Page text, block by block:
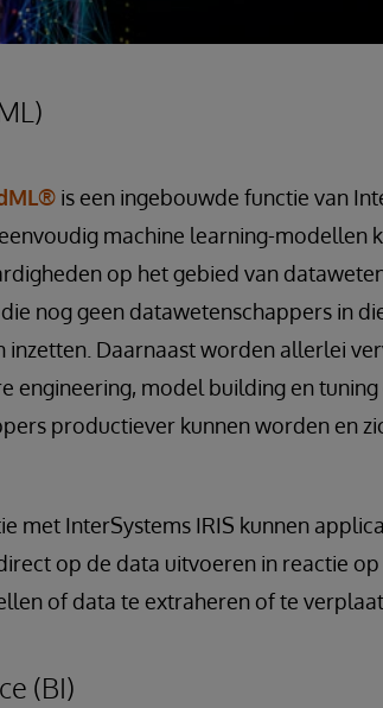
is een ingebouwde functie van
machine learning-modellen
op het gebied van
nog geen datawetenschappers in
Daarnaast worden allerlei
engineering, model building en
productiever kunnen worden en
met InterSystems IRIS kunnen
op de data uitvoeren in reactie
of data te extraheren of te
(BI)